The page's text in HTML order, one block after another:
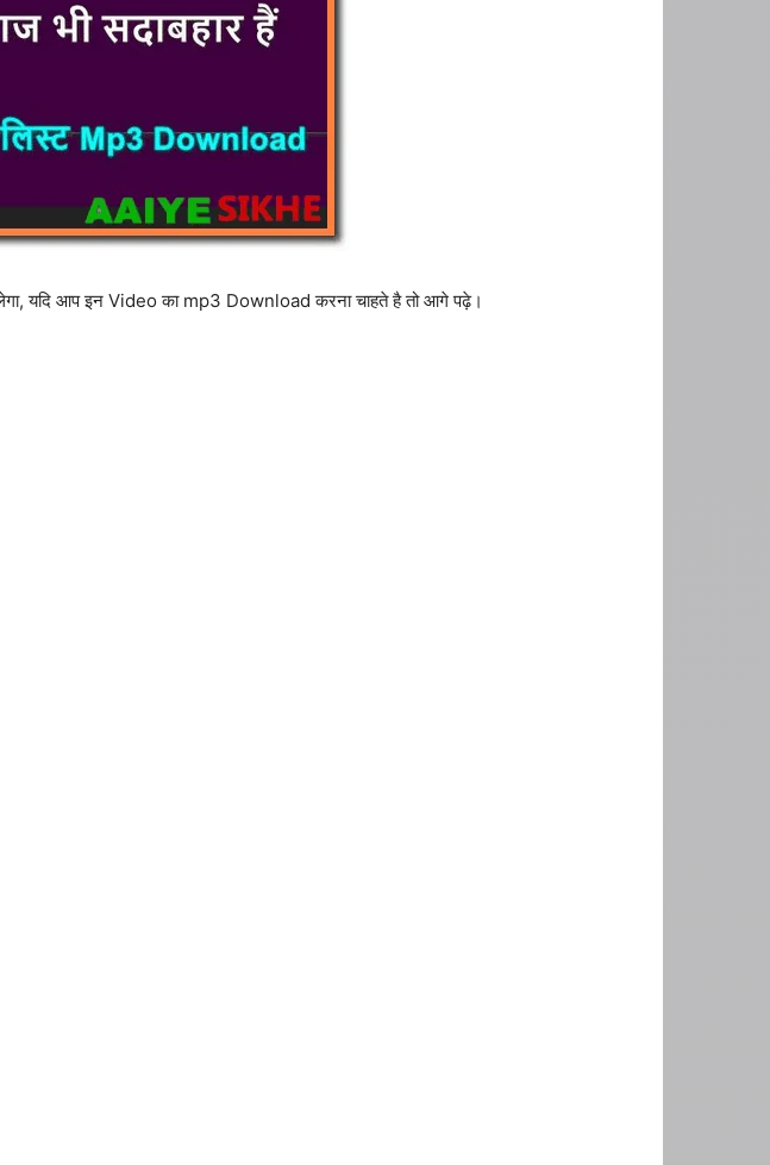
यदि आप इन Video का mp3 Download करना चाहते है तो आगे पढ़े।